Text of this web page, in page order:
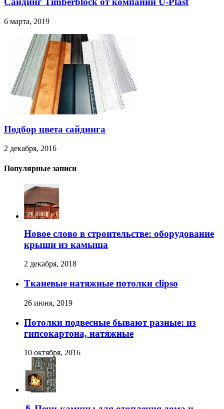
6 марта, 2019
Подбор цвета сайдинга
2 декабря, 2016
Популярные записи
Новое слово в строительстве: оборудование
крыши из камыша
2 декабря, 2018
Тканевые натяжные потолки clipso
26 июня, 2019
Потолки подвесные бывают разные: из
гипсокартона, натяжные
10 октября, 2016